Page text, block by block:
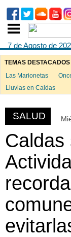
7 de Agosto de
TEMAS DESTACADOS
Las Marionetas
Lluvias en Caldas
SALUD